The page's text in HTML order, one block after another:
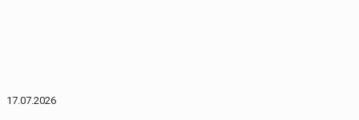
17.07.2026